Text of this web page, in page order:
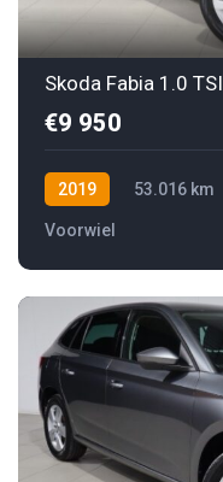
Skoda Fabia 1.0 TSI
€9 950
2019 53.016 km
Voorwiel